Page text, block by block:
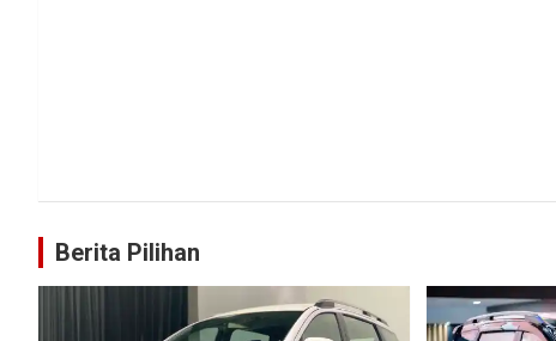
Berita Pilihan